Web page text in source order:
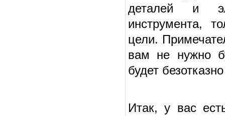
деталей и
инструмента,
цели.
вам не нужно
будет
Итак, у вас